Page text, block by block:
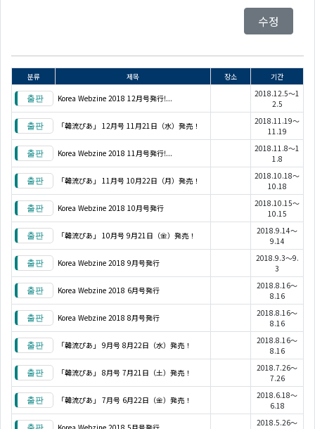
수정
분류 제목 장소 기간
Korea Webzine 2018 12月号発行!...
2018.12.5～1
2.5
「韓流ぴあ」 12月号 11月21日（水）発売！
2018.11.19～
11.19
Korea Webzine 2018 11月号発行!...
2018.11.8～1
1.8
「韓流ぴあ」 11月号 10月22日（月）発売！
2018.10.18～
10.18
Korea Webzine 2018 10月号発行
2018.10.15～
10.15
「韓流ぴあ」 10月号 9月21日（金）発売！
2018.9.14～
9.14
Korea Webzine 2018 9月号発行
2018.9.3～9.
3
Korea Webzine 2018 6月号発行
2018.8.16～
8.16
Korea Webzine 2018 8月号発行
2018.8.16～
8.16
「韓流ぴあ」 9月号 8月22日（水）発売！
2018.8.16～
8.16
「韓流ぴあ」 8月号 7月21日（土）発売！
2018.7.26～
7.26
「韓流ぴあ」 7月号 6月22日（金）発売！
2018.6.18～
6.18
2018.5.26～